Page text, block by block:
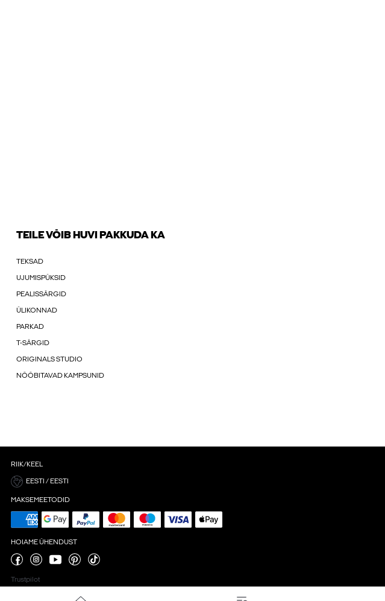
TEILE VÕIB HUVI PAKKUDA KA
TEKSAD
UJUMISPÜKSID
PEALISSÄRGID
ÜLIKONNAD
PARKAD
T-SÄRGID
ORIGINALS STUDIO
NÖÖBITAVAD KAMPSUNID
RIIK/KEEL
EESTI / EESTI
MAKSEMEETODID
HOIAME ÜHENDUST
Trustpilot